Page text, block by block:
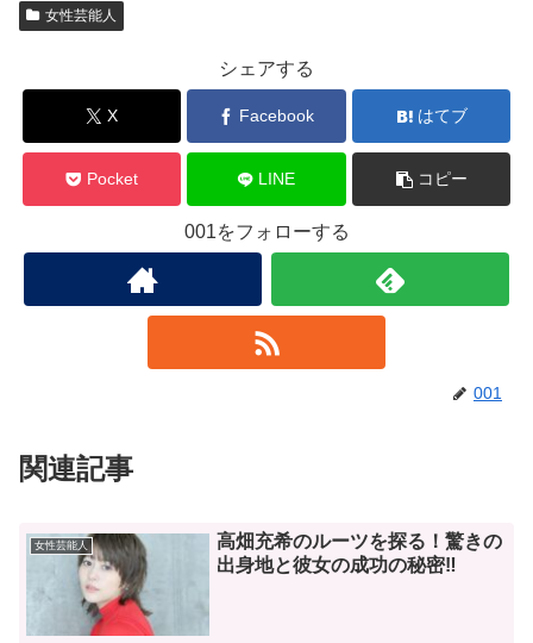
女性芸能人
シェアする
X Facebook はてブ
Pocket LINE コピー
001をフォローする
001
関連記事
女性芸能人
高畑充希のルーツを探る！驚きの
出身地と彼女の成功の秘密‼